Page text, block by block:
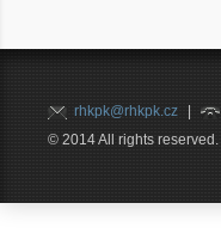
rhkpk@rhkpk.cz
© 2014 All rights reserved.